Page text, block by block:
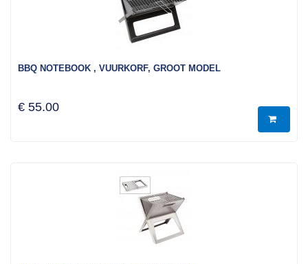
BBQ NOTEBOOK , VUURKORF, GROOT MODEL
€ 55.00